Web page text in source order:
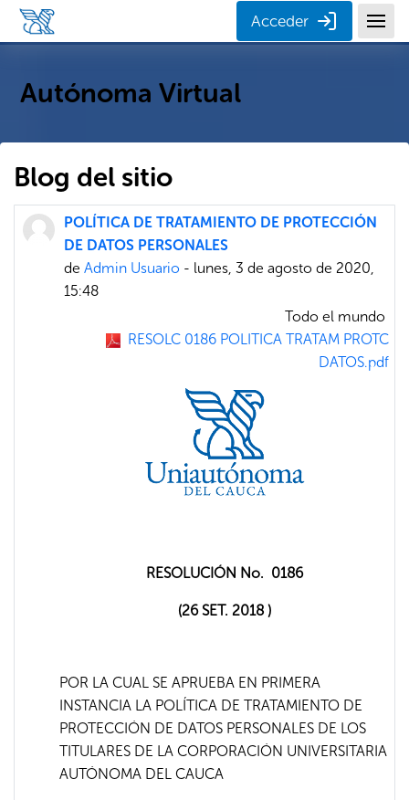
Salta al contenido principal
Acceder
Autónoma Virtual
Blog del sitio
POLÍTICA DE TRATAMIENTO DE PROTECCIÓN
DE DATOS PERSONALES
de Admin Usuario - lunes, 3 de agosto de 2020,
15:48
Todo el mundo
RESOLC 0186 POLITICA TRATAM PROTC
DATOS.pdf
RESOLUCIÓN No. 0186
(26 SET. 2018 )
POR LA CUAL SE APRUEBA EN PRIMERA
INSTANCIA LA POLÍTICA DE TRATAMIENTO DE
PROTECCIÓN DE DATOS PERSONALES DE LOS
TITULARES DE LA CORPORACIÓN UNIVERSITARIA
AUTÓNOMA DEL CAUCA